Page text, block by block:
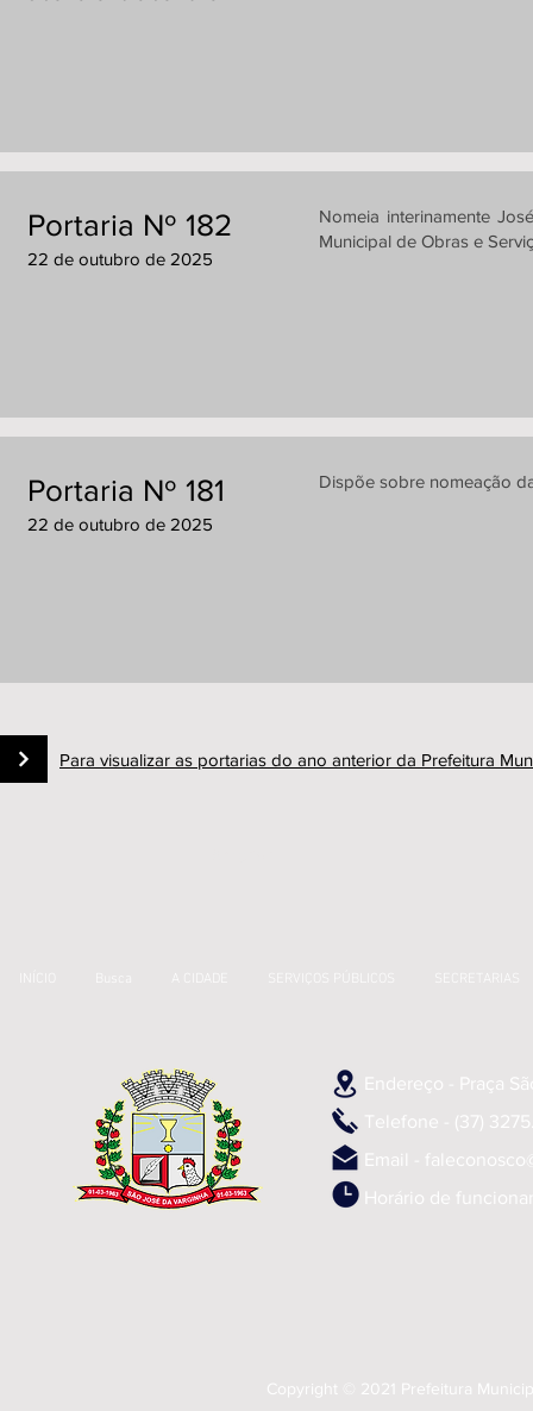
22 de outubro de 2025
Portaria Nº 182
Nomeia interinamente
Municipal de Obras e
22 de outubro de 2025
Portaria Nº 181 Dispõe sobre nomeação
Para visualizar as portarias do ano anterior da Prefeitura
A CIDADE SECRETARIAS
Endereço - Praça
Telefone - (37)
Email -
Horário de
Copyright © 2021 Prefeitura